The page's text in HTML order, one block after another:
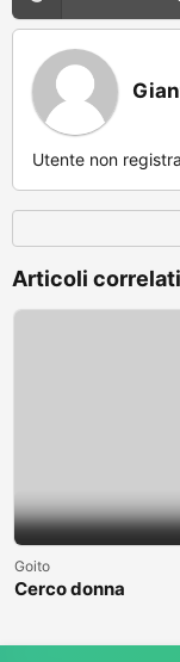
Utente non
Articoli correlati
Goito
Cerco donna